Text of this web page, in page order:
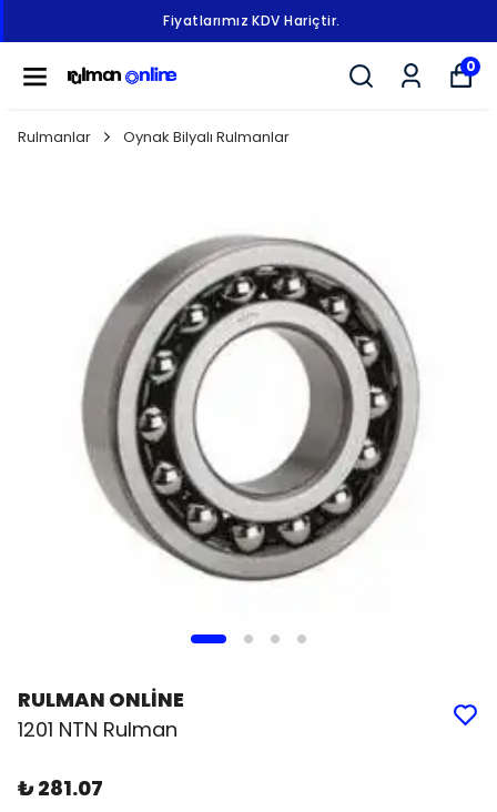
Fiyatlarımız KDV Hariçtir.
0
Rulmanlar Oynak Bilyalı Rulmanlar
RULMAN ONLİNE
1201 NTN Rulman
₺ 281.07